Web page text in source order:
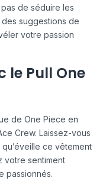
de séduire les
suggestions de
votre passion
le Pull One
de One Piece en
Crew. Laissez-vous
ce vêtement
votre sentiment
passionnés.